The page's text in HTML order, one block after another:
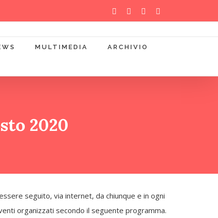
WhatsAppYouTubeInstagram
MULTIMEDIA ARCHIVIO
2020
seguito, via internet, da chiunque e in ogni
organizzati secondo il seguente programma.